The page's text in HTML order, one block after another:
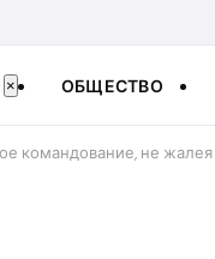
× ОБЩЕСТВО
командование, не